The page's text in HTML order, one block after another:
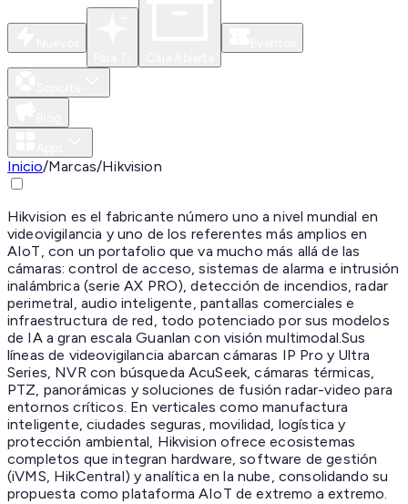
Inicio/Marcas/Hikvision
Hikvision es el fabricante número uno a nivel mundial en
videovigilancia y uno de los referentes más amplios en
AIoT, con un portafolio que va mucho más allá de las
cámaras: control de acceso, sistemas de alarma e intrusión
inalámbrica (serie AX PRO), detección de incendios, radar
perimetral, audio inteligente, pantallas comerciales e
infraestructura de red, todo potenciado por sus modelos
de IA a gran escala Guanlan con visión multimodal.Sus
líneas de videovigilancia abarcan cámaras IP Pro y Ultra
Series, NVR con búsqueda AcuSeek, cámaras térmicas,
PTZ, panorámicas y soluciones de fusión radar-video para
entornos críticos. En verticales como manufactura
inteligente, ciudades seguras, movilidad, logística y
protección ambiental, Hikvision ofrece ecosistemas
completos que integran hardware, software de gestión
(iVMS, HikCentral) y analítica en la nube, consolidando su
propuesta como plataforma AIoT de extremo a extremo.